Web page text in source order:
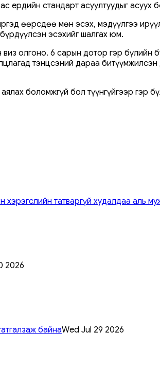
ердийн стандарт асуултуудыг асуух
өөрсдөө мөн эсэх, мэдүүлгээ
эсэхийг шалгах юм.
олгоно. 6 сарын дотор гэр бүлийн
тэнцсэний дараа
боломжгүй бол түүнгүйгээр гэр
татваргүй худалдаа аль
2026
байнаWed Jul 29 2026